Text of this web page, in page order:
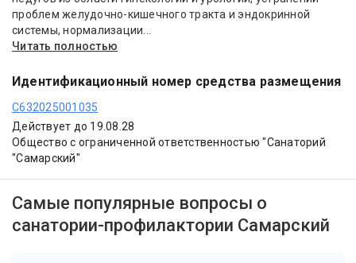
проблем желудочно-кишечного тракта и эндокринной
системы, нормализации...
Читать полностью
Идентификационный номер средства размещения
С632025001035
Действует до 19.08.28
Общество с ограниченной ответственностью "Санаторий
"Самарский"
Самые популярные вопросы о
санатории-профилактории Самарский